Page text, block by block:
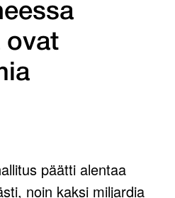
ovat
päätti alentaa
noin kaksi miljardia